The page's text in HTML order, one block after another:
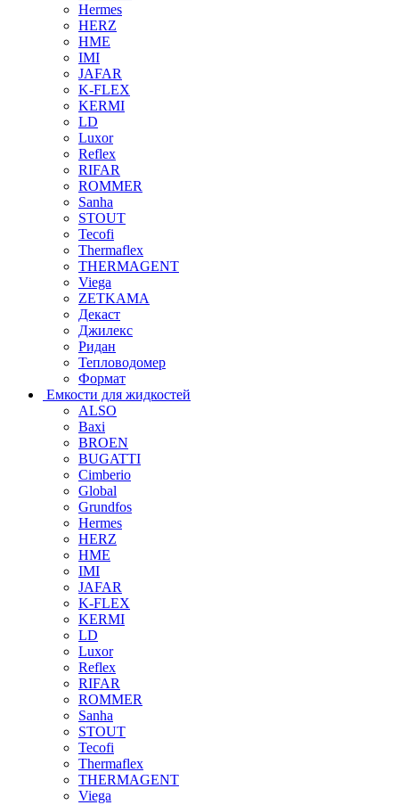
Hermes
HERZ
HME
IMI
JAFAR
K-FLEX
KERMI
LD
Luxor
Reflex
RIFAR
ROMMER
Sanha
STOUT
Tecofi
Thermaflex
THERMAGENT
Viega
ZETKAMA
Декаст
Джилекс
Ридан
Тепловодомер
Формат
Емкости для жидкостей
ALSO
Baxi
BROEN
BUGATTI
Cimberio
Global
Grundfos
Hermes
HERZ
HME
IMI
JAFAR
K-FLEX
KERMI
LD
Luxor
Reflex
RIFAR
ROMMER
Sanha
STOUT
Tecofi
Thermaflex
THERMAGENT
Viega